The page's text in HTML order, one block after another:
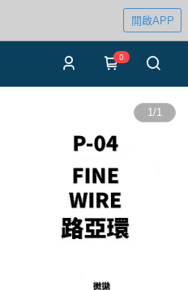
開啟APP
0
1/1